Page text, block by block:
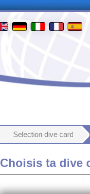
Selection dive card
Choisis ta dive